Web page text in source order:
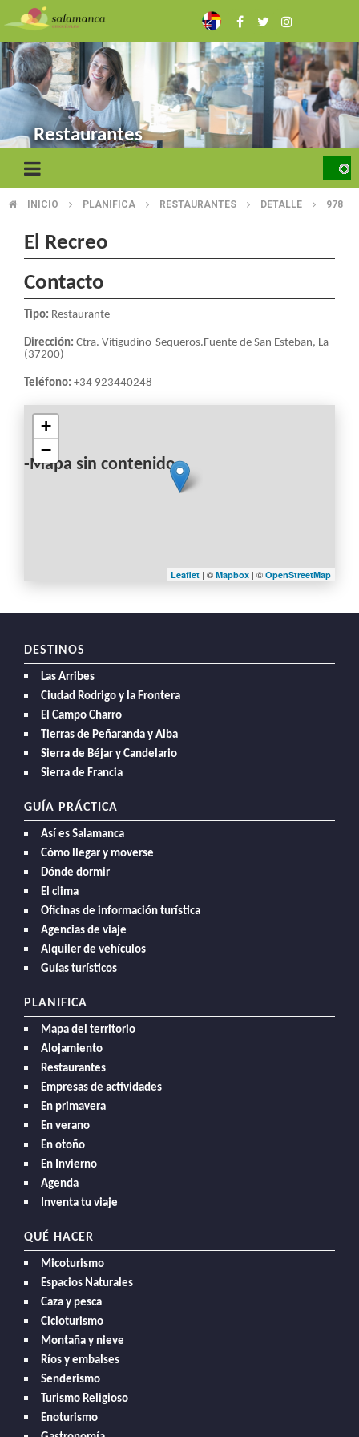
to
main
content
Restaurantes
BREADCRUMB
INICIO PLANIFICA RESTAURANTES DETALLE 978
El Recreo
Contacto
Tipo: Restaurante
Dirección: Ctra. Vitigudino-Sequeros.Fuente de San Esteban, La
(37200)
Teléfono: +34 923440248
-Mapa sin contenido-
+
−
Leaflet | © Mapbox | © OpenStreetMap
DESTINOS
Las Arribes
Ciudad Rodrigo y la Frontera
El Campo Charro
Tierras de Peñaranda y Alba
Sierra de Béjar y Candelario
Sierra de Francia
GUÍA PRÁCTICA
Así es Salamanca
Cómo llegar y moverse
Dónde dormir
El clima
Oficinas de información turística
Agencias de viaje
Alquiler de vehículos
Guías turísticos
PLANIFICA
Mapa del territorio
Alojamiento
Restaurantes
Empresas de actividades
En primavera
En verano
En otoño
En Invierno
Agenda
Inventa tu viaje
QUÉ HACER
Micoturismo
Espacios Naturales
Caza y pesca
Cicloturismo
Montaña y nieve
Ríos y embalses
Senderismo
Turismo Religioso
Enoturismo